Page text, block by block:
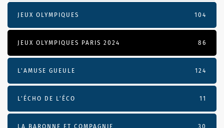
JEUX OLYMPIQUES 104
JEUX OLYMPIQUES PARIS 2024 86
L'AMUSE GUEULE 124
L’ÉCHO DE L’ÉCO 11
LA BARONNE ET COMPAGNIE 30